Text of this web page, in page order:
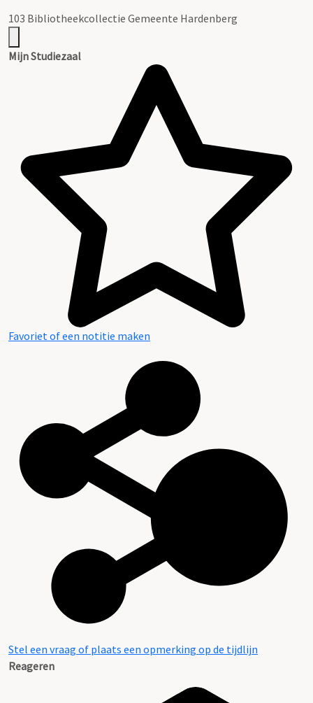
103 Bibliotheekcollectie Gemeente Hardenberg
Mijn Studiezaal
Favoriet of een notitie maken
Stel een vraag of plaats een opmerking op de tijdlijn
Reageren